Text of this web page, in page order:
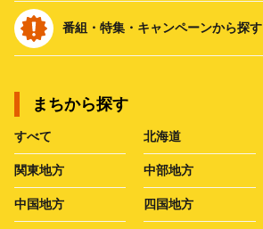
番組・特集・キャンペーンから探す
まちから探す
すべて 北海道
関東地方 中部地方
中国地方 四国地方